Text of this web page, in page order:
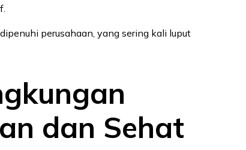
perusahaan, yang sering kali luput
dan Sehat